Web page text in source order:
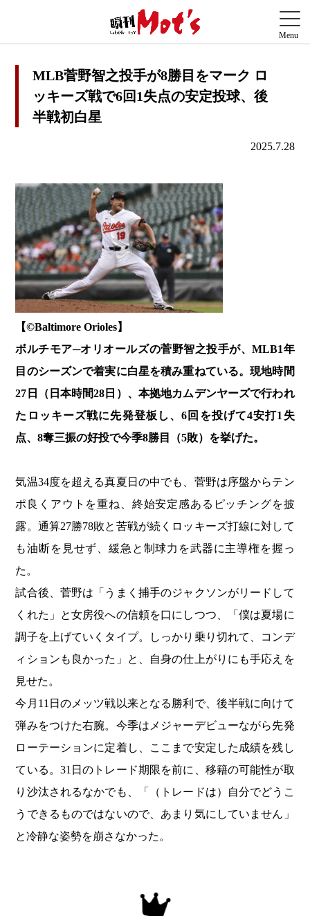
MLB菅野智之投手が8勝目をマーク ロ
ッキーズ戦で6回1失点の安定投球、後
半戦初白星
2025.7.28
【©️Baltimore Orioles】
ボルチモア─オリオールズの菅野智之投手が、MLB1年
目のシーズンで着実に白星を積み重ねている。現地時間
27日（日本時間28日）、本拠地カムデンヤーズで行われ
たロッキーズ戦に先発登板し、6回を投げて4安打1失
点、8奪三振の好投で今季8勝目（5敗）を挙げた。
気温34度を超える真夏日の中でも、菅野は序盤からテン
ポ良くアウトを重ね、終始安定感あるピッチングを披
露。通算27勝78敗と苦戦が続くロッキーズ打線に対して
も油断を見せず、緩急と制球力を武器に主導権を握っ
た。
試合後、菅野は「うまく捕手のジャクソンがリードして
くれた」と女房役への信頼を口にしつつ、「僕は夏場に
調子を上げていくタイプ。しっかり乗り切れて、コンデ
ィションも良かった」と、自身の仕上がりにも手応えを
見せた。
今月11日のメッツ戦以来となる勝利で、後半戦に向けて
弾みをつけた右腕。今季はメジャーデビューながら先発
ローテーションに定着し、ここまで安定した成績を残し
ている。31日のトレード期限を前に、移籍の可能性が取
り沙汰されるなかでも、「（トレードは）自分でどうこ
うできるものではないので、あまり気にしていません」
と冷静な姿勢を崩さなかった。